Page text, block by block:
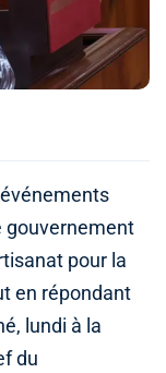
gouvernement
pour la
en répondant
lundi à la
du